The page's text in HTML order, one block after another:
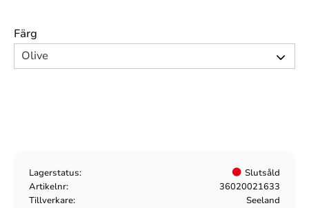
Färg
Lagerstatus
Slutsåld
Artikelnr
36020021633
Tillverkare
Seeland